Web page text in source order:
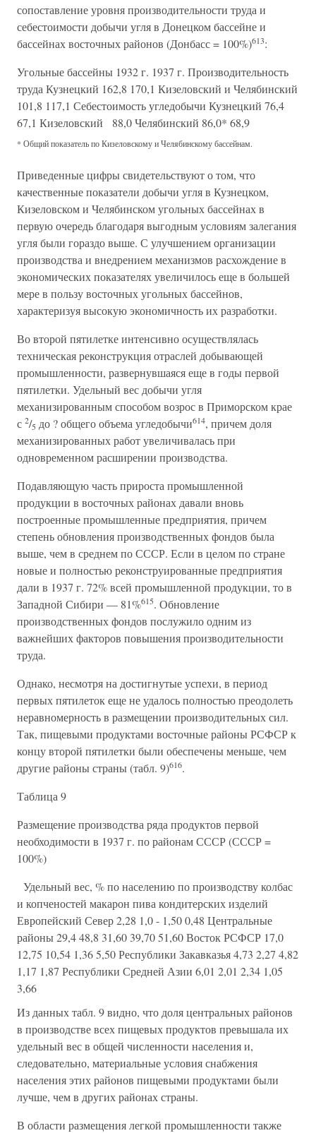
сопоставление уровня производительности труда и
себестоимости добычи угля в Донецком бассейне и
бассейнах восточных районов (Донбасс = 100%)613:
Угольные бассейны 1932 г. 1937 г. Производительность
труда Кузнецкий 162,8 170,1 Кизеловский и Челябинский
101,8 117,1 Себестоимость угледобычи Кузнецкий 76,4
67,1 Кизеловский 88,0 Челябинский 86,0* 68,9
* Общий показатель по Кизеловскому и Челябинскому бассейнам.
Приведенные цифры свидетельствуют о том, что
качественные показатели добычи угля в Кузнецком,
Кизеловском и Челябинском угольных бассейнах в
первую очередь благодаря выгодным условиям залегания
угля были гораздо выше. С улучшением организации
производства и внедрением механизмов расхождение в
экономических показателях увеличилось еще в большей
мере в пользу восточных угольных бассейнов,
характеризуя высокую экономичность их разработки.
Во второй пятилетке интенсивно осуществлялась
техническая реконструкция отраслей добывающей
промышленности, развернувшаяся еще в годы первой
пятилетки. Удельный вес добычи угля
механизированным способом возрос в Приморском крае
с 2/5 до ? общего объема угледобычи614, причем доля
механизированных работ увеличивалась при
одновременном расширении производства.
Подавляющую часть прироста промышленной
продукции в восточных районах давали вновь
построенные промышленные предприятия, причем
степень обновления производственных фондов была
выше, чем в среднем по СССР. Если в целом по стране
новые и полностью реконструированные предприятия
дали в 1937 г. 72% всей промышленной продукции, то в
Западной Сибири — 81%615. Обновление
производственных фондов послужило одним из
важнейших факторов повышения производительности
труда.
Однако, несмотря на достигнутые успехи, в период
первых пятилеток еще не удалось полностью преодолеть
неравномерность в размещении производительных сил.
Так, пищевыми продуктами восточные районы РСФСР к
концу второй пятилетки были обеспечены меньше, чем
другие районы страны (табл. 9)616.
Таблица 9
Размещение производства ряда продуктов первой
необходимости в 1937 г. по районам СССР (СССР =
100%)
Удельный вес, % по населению по производству колбас
и копченостей макарон пива кондитерских изделий
Европейский Север 2,28 1,0 - 1,50 0,48 Центральные
районы 29,4 48,8 31,60 39,70 51,60 Восток РСФСР 17,0
12,75 10,54 1,36 5,50 Республики Закавказья 4,73 2,27 4,82
1,17 1,87 Республики Средней Азии 6,01 2,01 2,34 1,05
3,66
Из данных табл. 9 видно, что доля центральных районов
в производстве всех пищевых продуктов превышала их
удельный вес в общей численности населения и,
следовательно, материальные условия снабжения
населения этих районов пищевыми продуктами были
лучше, чем в других районах страны.
В области размещения легкой промышленности также